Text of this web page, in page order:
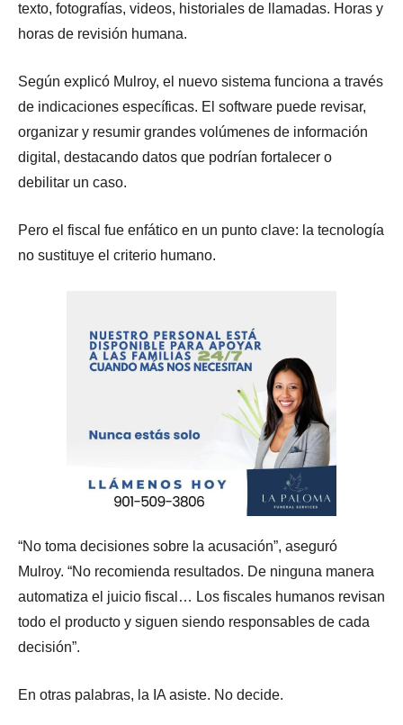
texto, fotografías, videos, historiales de llamadas. Horas y
horas de revisión humana.
Según explicó Mulroy, el nuevo sistema funciona a través
de indicaciones específicas. El software puede revisar,
organizar y resumir grandes volúmenes de información
digital, destacando datos que podrían fortalecer o
debilitar un caso.
Pero el fiscal fue enfático en un punto clave: la tecnología
no sustituye el criterio humano.
“No toma decisiones sobre la acusación”, aseguró
Mulroy. “No recomienda resultados. De ninguna manera
automatiza el juicio fiscal… Los fiscales humanos revisan
todo el producto y siguen siendo responsables de cada
decisión”.
En otras palabras, la IA asiste. No decide.